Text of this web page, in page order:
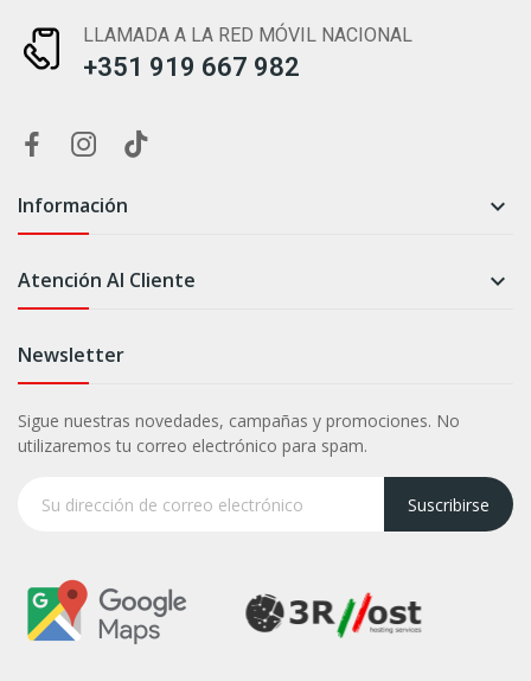
LLAMADA A LA RED MÓVIL NACIONAL
+351 919 667 982
Información 
Atención Al Cliente 
Newsletter
Sigue nuestras novedades, campañas y promociones. No
utilizaremos tu correo electrónico para spam.
Suscribirse